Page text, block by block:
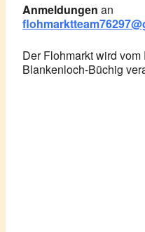
Anmeldungen an
Der Flohmarkt wird
Blankenloch-Büchig